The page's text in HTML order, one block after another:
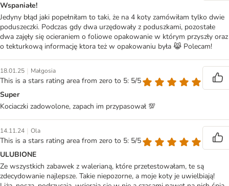
Wspaniałe!
Jedyny błąd jaki popełniłam to taki, że na 4 koty zamówiłam tylko dwie
poduszeczki. Podczas gdy dwa urzędowały z poduszkami, pozostałe
dwa zajęły się ocieraniem o foliowe opakowanie w którym przyszły oraz
o tekturkową informację ktora też w opakowaniu była 😹 Polecam!
18.01.25 | Małgosia
This is a stars rating area from zero to 5: 5/5
Super
Kociaczki zadowolone, zapach im przypasował 💯
14.11.24 | Ola
This is a stars rating area from zero to 5: 5/5
ULUBIONE
Ze wszystkich zabawek z walerianą, które przetestowałam, te są
zdecydowanie najlepsze. Takie niepozorne, a moje koty je uwielbiają!